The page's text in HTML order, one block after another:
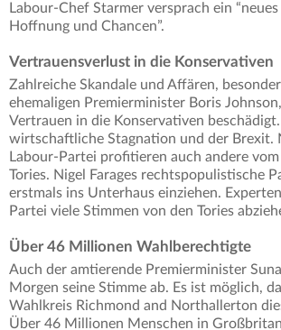
Labour-Chef Starmer versprach ein
Hoffnung und Chancen”.
Vertrauensverlust in die Konservativen
Zahlreiche Skandale und Affären,
ehemaligen Premierminister Boris
Vertrauen in die Konservativen
wirtschaftliche Stagnation und der Brexit.
Labour-Partei profitieren auch andere
Tories. Nigel Farages rechtspopulistische
erstmals ins Unterhaus einziehen.
Partei viele Stimmen von den Tories
Über 46 Millionen Wahlberechtigte
Auch der amtierende Premierminister
Morgen seine Stimme ab. Es ist möglich,
Wahlkreis Richmond and Northallerton
Über 46 Millionen Menschen in